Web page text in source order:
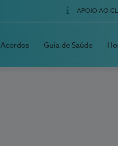
APOIO AO
Acordos Guia de Saúde